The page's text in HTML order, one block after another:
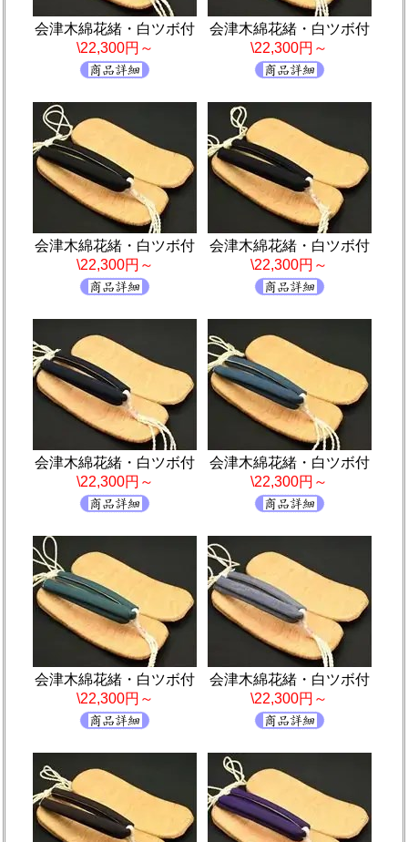
会津木綿花緒・白ツボ付
\22,300円～
会津木綿花緒・白ツボ付
\22,300円～
会津木綿花緒・白ツボ付
\22,300円～
会津木綿花緒・白ツボ付
\22,300円～
会津木綿花緒・白ツボ付
\22,300円～
会津木綿花緒・白ツボ付
\22,300円～
会津木綿花緒・白ツボ付
\22,300円～
会津木綿花緒・白ツボ付
\22,300円～